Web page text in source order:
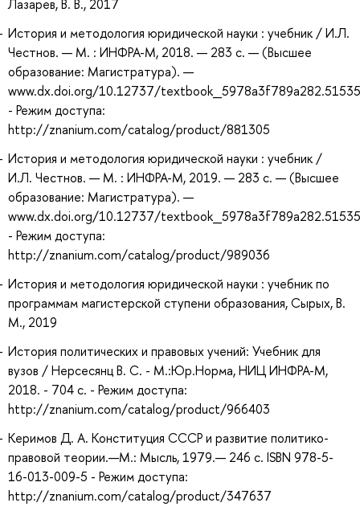
Лазарев, В. В., 2017
История и методология юридической науки : учебник / И.Л.
Честнов. — М. : ИНФРА-М, 2018. — 283 с. — (Высшее
образование: Магистратура). —
www.dx.doi.org/10.12737/
- Режим доступа:
http://znanium.com/catalog/product/881305
История и методология юридической науки : учебник /
И.Л. Честнов. — М. : ИНФРА-М, 2019. — 283 с. — (Высшее
образование: Магистратура). —
www.dx.doi.org/10.12737/
- Режим доступа:
http://znanium.com/catalog/product/989036
История и методология юридической науки : учебник по
программам магистерской ступени образования, Сырых, В.
М., 2019
История политических и правовых учений: Учебник для
вузов / Нерсесянц В. С. - М.:Юр.Норма, НИЦ ИНФРА-М,
2018. - 704 с. - Режим доступа:
http://znanium.com/catalog/product/966403
Керимов Д. А. Конституция СССР и развитие политико-
правовой теории.—М.: Мысль, 1979.— 246 с. ISBN 978-5-
16-013-009-5 - Режим доступа:
http://znanium.com/catalog/product/347637